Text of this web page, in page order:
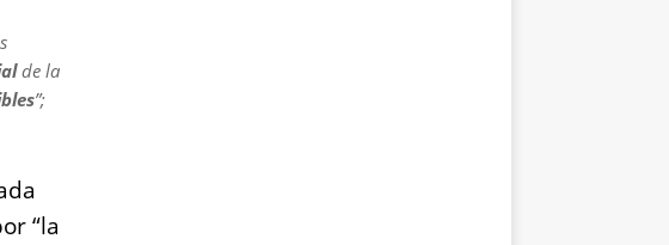
de la
”;
“la